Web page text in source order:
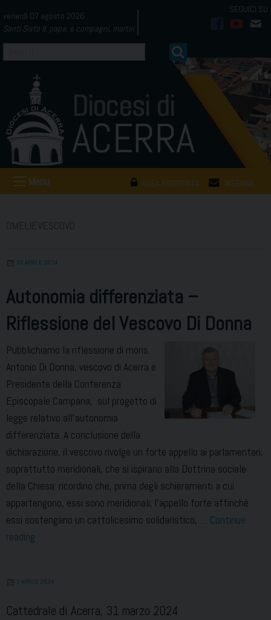
to
content
venerdì 07 agosto 2026
Santi Sisto II, papa, e compagni, martiri
AREA RISERVATA WEBMAIL
Menu
30 APRILE 2024
Autonomia differenziata –
Riflessione del Vescovo Di Donna
Pubblichiamo la riflessione di mons.
Antonio Di Donna, vescovo di Acerra e
Presidente della Conferenza
Episcopale Campana, sul progetto di
legge relativo all’autonomia
differenziata. A conclusione della
dichiarazione, il vescovo rivolge un forte appello ai parlamentari,
soprattutto meridionali, che si ispirano alla Dottrina sociale
della Chiesa: ricordino che, prima degli schieramenti a cui
appartengono, essi sono meridionali; l’appello forte affinché
essi sostengano un cattolicesimo solidaristico, … Continue
reading
Riflessione
del
2 APRILE 2024
Cattedrale di Acerra, 31 marzo 2024